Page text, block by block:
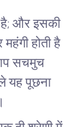
है; और इसकी
होती है
सचमुच
यह पूछना